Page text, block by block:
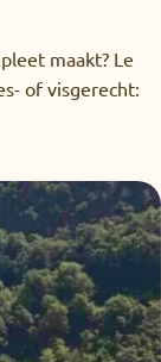
maakt? Le
of visgerecht: